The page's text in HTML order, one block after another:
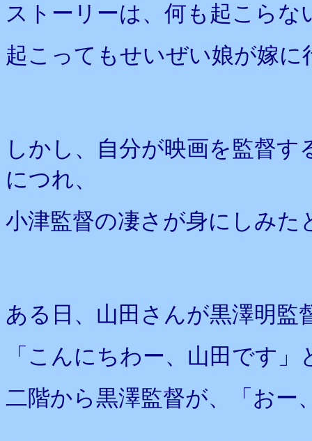
ストーリーは、何も起こらな
起こってもせいぜい娘が嫁
しかし、自分が映画を監督
につれ、
小津監督の凄さが身にしみた
ある日、山田さんが黒澤明
「こんにちわー、山田です
二階から黒澤監督が、「おー